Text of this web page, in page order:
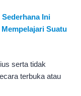
Ini
Suatu
serta tidak
terbuka atau